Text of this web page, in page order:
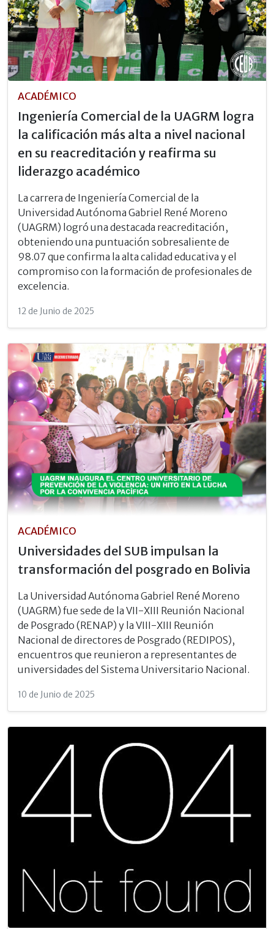
ACADÉMICO
Ingeniería Comercial de la UAGRM logra
la calificación más alta a nivel nacional
en su reacreditación y reafirma su
liderazgo académico
La carrera de Ingeniería Comercial de la
Universidad Autónoma Gabriel René Moreno
(UAGRM) logró una destacada reacreditación,
obteniendo una puntuación sobresaliente de
98.07 que confirma la alta calidad educativa y el
compromiso con la formación de profesionales de
excelencia.
12 de Junio de 2025
ACADÉMICO
Universidades del SUB impulsan la
transformación del posgrado en Bolivia
La Universidad Autónoma Gabriel René Moreno
(UAGRM) fue sede de la VII-XIII Reunión Nacional
de Posgrado (RENAP) y la VIII-XIII Reunión
Nacional de directores de Posgrado (REDIPOS),
encuentros que reunieron a representantes de
universidades del Sistema Universitario Nacional.
10 de Junio de 2025